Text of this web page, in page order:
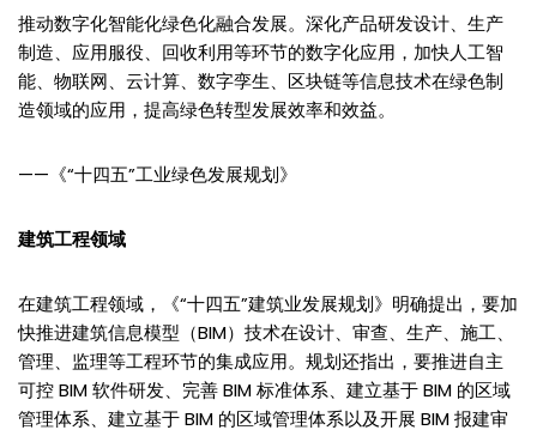
推动数字化智能化绿色化融合发展。深化产品研发设计、生产
制造、应用服役、回收利用等环节的数字化应用，加快人工智
能、物联网、云计算、数字孪生、区块链等信息技术在绿色制
造领域的应用，提高绿色转型发展效率和效益。
——《“十四五”工业绿色发展规划》
建筑工程领域
在建筑工程领域，《“十四五”建筑业发展规划》明确提出，要加
快推进建筑信息模型（BIM）技术在设计、审查、生产、施工、
管理、监理等工程环节的集成应用。规划还指出，要推进自主
可控 BIM 软件研发、完善 BIM 标准体系、建立基于 BIM 的区域
管理体系、建立基于 BIM 的区域管理体系以及开展 BIM 报建审